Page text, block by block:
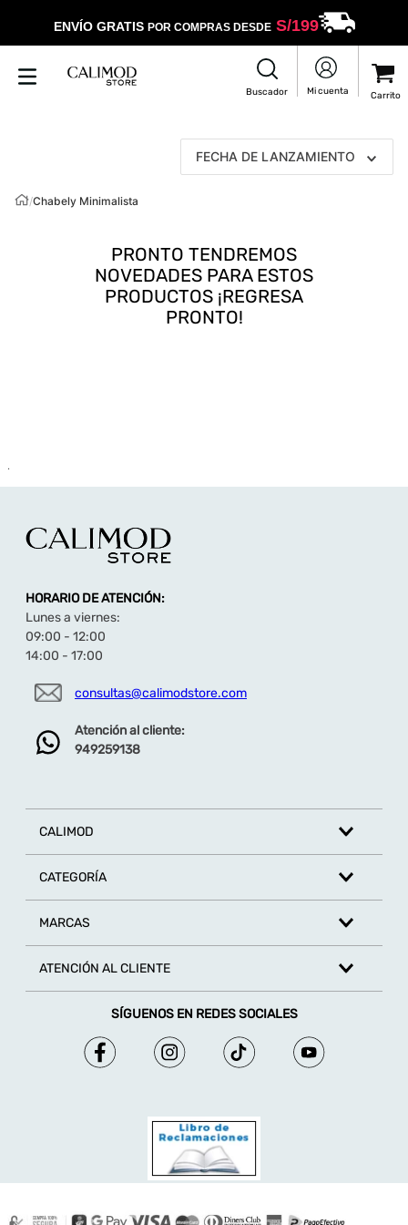
ENVÍO GRATIS POR COMPRAS DESDES/199
FECHA DE LANZAMIENTO
/Chabely Minimalista
.
HORARIO DE ATENCIÓN:
Lunes a viernes:
09:00 - 12:00
14:00 - 17:00
consultas@calimodstore.com
Atención al cliente:
949259138
CALIMOD
CATEGORÍA
MARCAS
ATENCIÓN AL CLIENTE
SÍGUENOS EN REDES SOCIALES